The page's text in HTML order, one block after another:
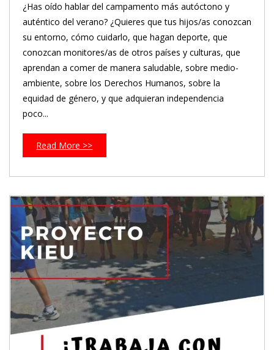
¿Has oído hablar del campamento más autóctono y
auténtico del verano? ¿Quieres que tus hijos/as conozcan
su entorno, cómo cuidarlo, que hagan deporte, que
conozcan monitores/as de otros países y culturas, que
aprendan a comer de manera saludable, sobre medio-
ambiente, sobre los Derechos Humanos, sobre la
equidad de género, y que adquieran independencia
poco...
Read More >>